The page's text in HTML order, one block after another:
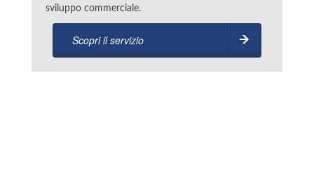
sviluppo commerciale.
Scopri il servizio